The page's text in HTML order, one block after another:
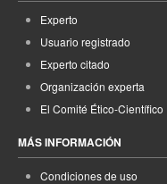
Experto
Usuario registrado
Experto citado
Organización experta
El Comité Ético-Científico
MÁS INFORMACIÓN
Condiciones de uso